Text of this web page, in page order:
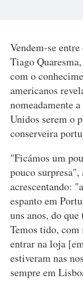
Vendem-se
Tiago
com o
americanos
nomeadamente
Unidos serem o
conserveira
"Ficámos um
pouco
acrescentando:
espanto em
uns anos, do
Temos tido,
entrar na loja
estiveram nas
sempre em